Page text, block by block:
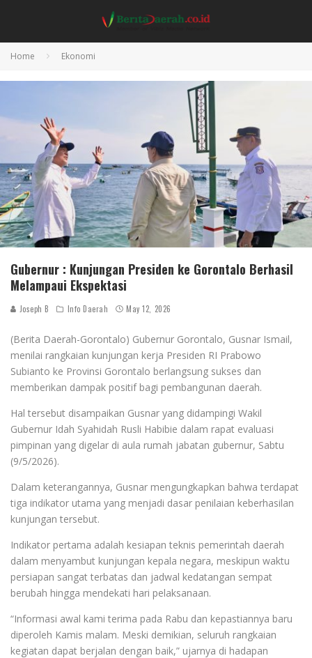
Home Ekonomi
Gubernur : Kunjungan Presiden ke Gorontalo Berhasil
Melampaui Ekspektasi
Joseph B Info Daerah May 12, 2026
(Berita Daerah-Gorontalo) Gubernur Gorontalo, Gusnar Ismail,
menilai rangkaian kunjungan kerja Presiden RI Prabowo
Subianto ke Provinsi Gorontalo berlangsung sukses dan
memberikan dampak positif bagi pembangunan daerah.
Hal tersebut disampaikan Gusnar yang didampingi Wakil
Gubernur Idah Syahidah Rusli Habibie dalam rapat evaluasi
pimpinan yang digelar di aula rumah jabatan gubernur, Sabtu
(9/5/2026).
Dalam keterangannya, Gusnar mengungkapkan bahwa terdapat
tiga indikator utama yang menjadi dasar penilaian keberhasilan
kunjungan tersebut.
Indikator pertama adalah kesiapan teknis pemerintah daerah
dalam menyambut kunjungan kepala negara, meskipun waktu
persiapan sangat terbatas dan jadwal kedatangan sempat
berubah hingga mendekati hari pelaksanaan.
“Informasi awal kami terima pada Rabu dan kepastiannya baru
diperoleh Kamis malam. Meski demikian, seluruh rangkaian
kegiatan dapat berjalan dengan baik,” ujarnya di hadapan